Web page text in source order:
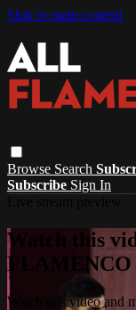
Skip to main content
Browse Search
Subscribe Sign In
Watch this
FLAMENCO
Watch this video and